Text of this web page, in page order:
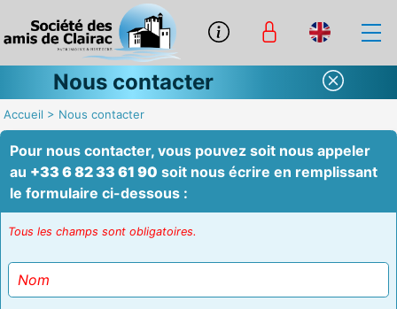
Nous contacter
Accueil > Nous contacter
Pour nous contacter, vous pouvez soit nous appeler
au +33 6 82 33 61 90 soit nous écrire en remplissant
le formulaire ci-dessous :
Tous les champs sont obligatoires.